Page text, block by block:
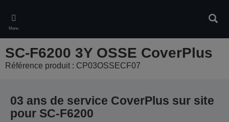
main
content
Menu
SC-F6200 3Y OSSE CoverPlus
Référence produit : CP03OSSECF07
03 ans de service CoverPlus sur site
pour SC-F6200